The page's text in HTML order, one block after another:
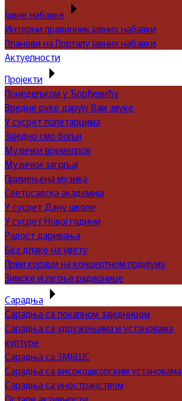
Јавне набавке
Интерни правилник јавних набавки
Планови на Порталу јавних набавки
Актуелности
Пројекти
Понедељком у Ђорђевићу
Вредне руке дарују Вам звуке
У сусрет полетарцима
Заједно смо бољи
Музички времеплов
Музички загрљај
Примењена музика
Светосавска академија
У сусрет Дану школе
У сусрет Новој години
Радост даривања
Без длаке на увету
Први кораци на концертном подијуму
Зимске и летње радионице
Сарадња
Сарадња са локалном заједницом
Сарадња са удружењима и установама
културе
Сарадња са ЗМБШС
Сарадња са високошколским установама
Сарадња са иностранством